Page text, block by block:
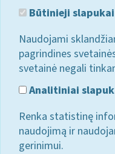
Būtinieji slapukai
Naudojami
pagrindines
svetainė negali
Analitiniai
Renka statistinę
naudojimą ir
gerinimui.